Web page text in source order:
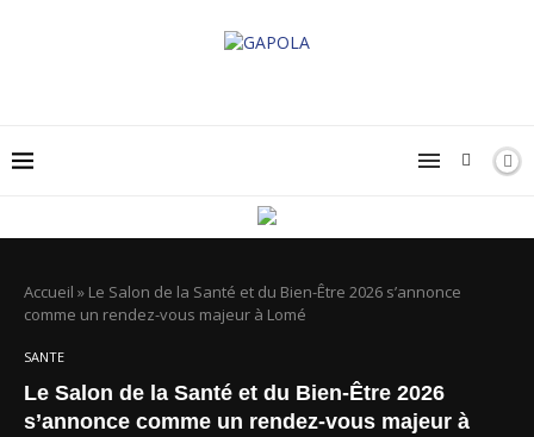
Accueil » Le Salon de la Santé et du Bien-Être 2026 s’annonce
comme un rendez-vous majeur à Lomé
SANTE
Le Salon de la Santé et du Bien-Être 2026
s’annonce comme un rendez-vous majeur à